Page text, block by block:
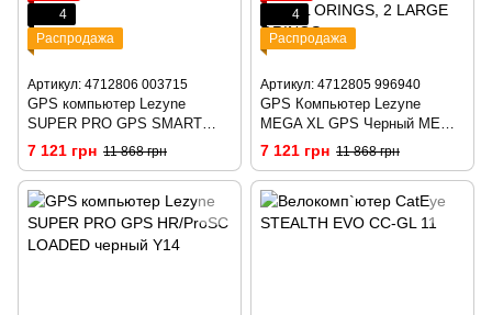
4
Распродажа
Артикул: 4712806 003715
GPS компьютер Lezyne
SUPER PRO GPS SMART
LOADED черный Y13
7 121 грн 11 868 грн
4
Распродажа
Артикул: 4712805 996940
GPS Компьютер Lezyne
MEGA XL GPS Черный MEGA
XL GPS, BLE, ANT+ UNIT,
USB CHARGER CABLE
INCLUDED. INCLUDES
MOUNT FOR HANDLE
BARS/STEM AND 2 SMALL
7 121 грн 11 868 грн